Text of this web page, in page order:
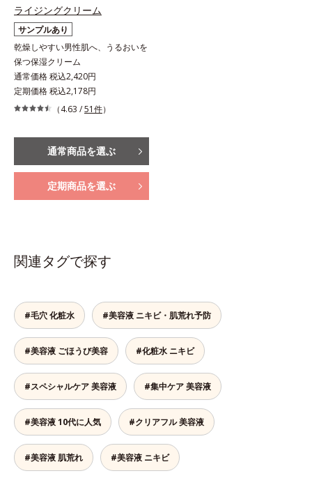
ライジングクリーム
サンプルあり
乾燥しやすい男性肌へ、うるおいを
保つ保湿クリーム
通常価格 税込2,420円
定期価格 税込2,178円
（4.63 /51件）
通常商品を選ぶ
定期商品を選ぶ
関連タグで探す
#毛穴 化粧水 #美容液 ニキビ・肌荒れ予防
#美容液 ごほうび美容 #化粧水 ニキビ
#スペシャルケア 美容液 #集中ケア 美容液
#美容液 10代に人気 #クリアフル 美容液
#美容液 肌荒れ #美容液 ニキビ